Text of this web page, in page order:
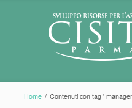
Home / Contenuti con tag '